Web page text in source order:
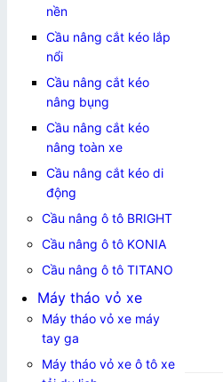
nền
Cầu nâng cắt kéo lắp
nổi
Cầu nâng cắt kéo
nâng bụng
Cầu nâng cắt kéo
nâng toàn xe
Cầu nâng cắt kéo di
động
Cầu nâng ô tô BRIGHT
Cầu nâng ô tô KONIA
Cầu nâng ô tô TITANO
Máy tháo vỏ xe
Máy tháo vỏ xe máy
tay ga
Máy tháo vỏ xe ô tô xe